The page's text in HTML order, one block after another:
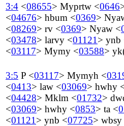
3:4 <08655> Myprtw <0646
<04676> hbum <0369>
<08269> rv <0369> Nyaw <
<03478> larvy <01121 > ynb
<03117> Mymy <03588> yk
3:5 P <03117> Mymyh <
<0413> law <03069> hwhy
<04428> Mklm <01732>
<03069> hwhy <0853> ta <
<01121 > ynb <07725> wbsy